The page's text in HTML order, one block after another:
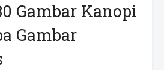
Gambar Kanopi
Gambar